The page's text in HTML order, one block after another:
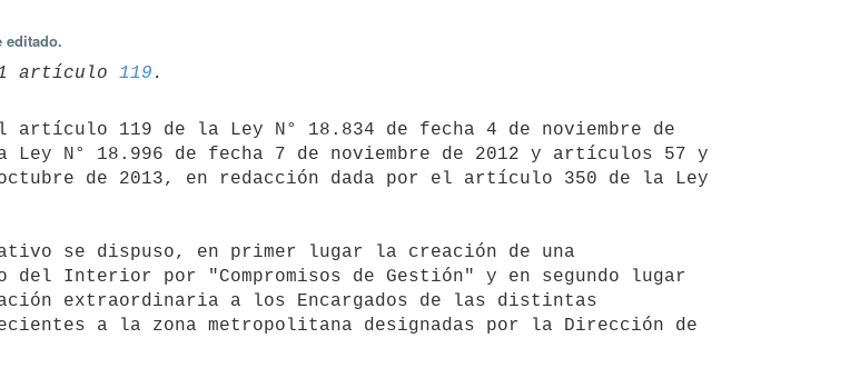
editado.
artículo 119
N° 18.996 de fecha 7 de noviembre de 2012 y artículos 57 y
de 2013, en redacción dada por el artículo 350 de la Ley
del Interior por "Compromisos de Gestión" y en segundo lugar
extraordinaria a los Encargados de las distintas
a la zona metropolitana designadas por la Dirección de